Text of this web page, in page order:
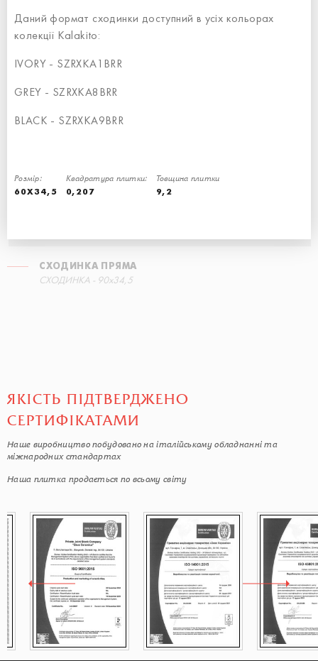
Даний формат сходинки доступний в усіх кольорах
колекції Kalakito:
IVORY - SZRXKA1BRR
GREY - SZRXKA8BRR
BLACK - SZRXKA9BRR
Розмір:
60X34,5
Квадратура плитки:
0,207
Товщина плитки
9,2
СХОДИНКА - 30x60
СХОДИНКА ПРЯМА
СХОДИНКА - 90x34,5
ЯКІСТЬ ПІДТВЕРДЖЕНО
СЕРТИФІКАТАМИ
Наше виробництво побудовано на італійському обладнанні та
міжнародних стандартах
Наша плитка продається по всьому світу